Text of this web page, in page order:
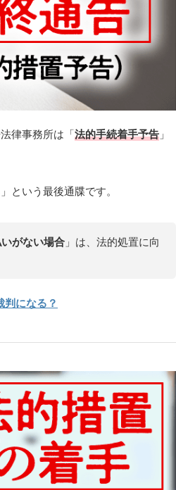
律事務所は「法的手続着手予告 」
」という最後通牒です。
がない場合 」は、法的処置に向
になる？